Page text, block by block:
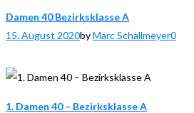
Damen 40 Bezirksklasse A
15. August 2020byMarc Schallmeyer0
1. Damen 40 – Bezirksklasse A